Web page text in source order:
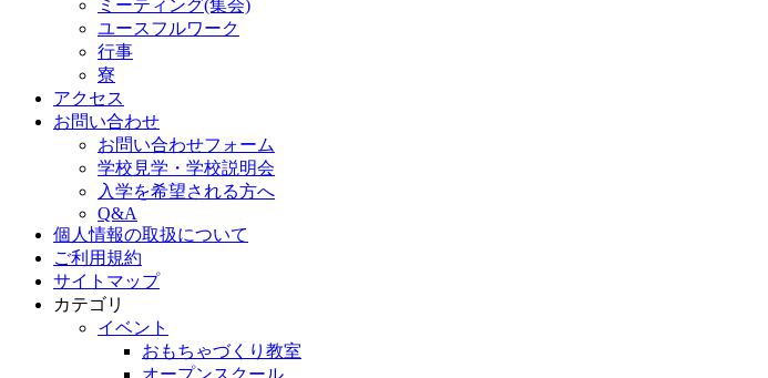
ミーティング(集会)
ユースフルワーク
行事
寮
アクセス
お問い合わせ
お問い合わせフォーム
学校見学・学校説明会
入学を希望される方へ
Q&A
個人情報の取扱について
ご利用規約
サイトマップ
カテゴリ
イベント
おもちゃづくり教室